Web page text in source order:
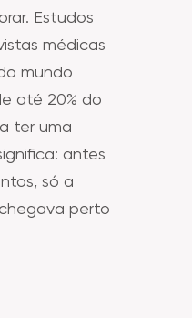
Estudos
médicas
mundo
até 20% do
ter uma
antes
só a
perto